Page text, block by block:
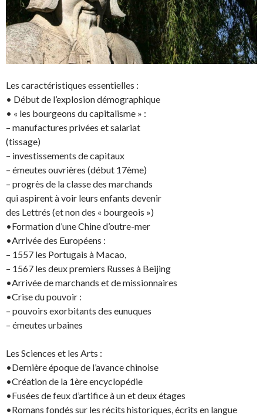
Les caractéristiques essentielles :
• Début de l’explosion démographique
• « les bourgeons du capitalisme » :
– manufactures privées et salariat
(tissage)
– investissements de capitaux
– émeutes ouvrières (début 17ème)
– progrès de la classe des marchands
qui aspirent à voir leurs enfants devenir
des Lettrés (et non des « bourgeois »)
•Formation d’une Chine d’outre-mer
•Arrivée des Européens :
– 1557 les Portugais à Macao,
– 1567 les deux premiers Russes à Beijing
•Arrivée de marchands et de missionnaires
•Crise du pouvoir :
– pouvoirs exorbitants des eunuques
– émeutes urbaines
Les Sciences et les Arts :
•Dernière époque de l’avance chinoise
•Création de la 1ère encyclopédie
•Fusées de feux d’artifice à un et deux étages
•Romans fondés sur les récits historiques, écrits en langue